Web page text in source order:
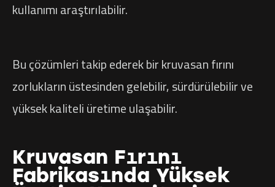
kullanımı araştırılabilir.
Bu çözümleri takip ederek bir kruvasan fırını
zorlukların üstesinden gelebilir, sürdürülebilir ve
yüksek kaliteli üretime ulaşabilir.
Kruvasan Fırını
Fabrikasında Yüksek